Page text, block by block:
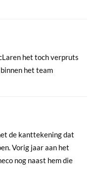
het toch verpruts
het team
de kanttekening dat
Vorig jaar aan het
nog naast hem die